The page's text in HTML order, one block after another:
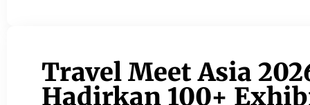
Travel Meet Asia
Hadirkan 100+